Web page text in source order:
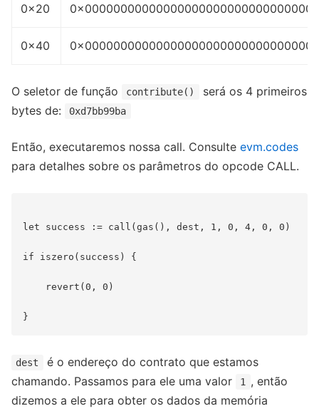
0x20
0x40
O seletor de função contribute()
será os 4 primeiros
bytes de:
0xd7bb99ba
Então, executaremos nossa call. Consulte evm.codes
para detalhes sobre os parâmetros do opcode CALL.
let success := call(gas(), dest, 1, 0, 4, 0, 0)
if iszero(success) {
    revert(0, 0)
dest
é o endereço do contrato que estamos
chamando. Passamos para ele uma valor
1
, então
dizemos a ele para obter os dados da memória